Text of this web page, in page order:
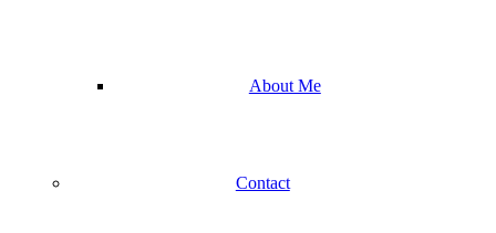
About Me
Contact